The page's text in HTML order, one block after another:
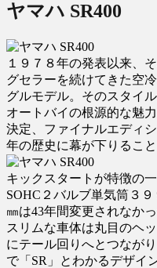
ヤマハ SR400
１９７８年の発表以来、
グセラーを続けてきた空
グルモデル。そのスタイ
オートバイの根源的な魅
決定、ファイナルエディ
年の歴史に幕が下りること
キックスタートが特徴の
SOHC２バルブ単気筒３
㎜は43年間変更されなかっ
スリムな車体は丸目のヘ
にテール回りへとつなが
で「SR」とわかるデザイ